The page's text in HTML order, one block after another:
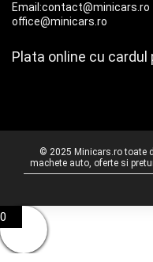
Email:contact@minicars.ro
office@minicars.ro
Plata online cu cardul
© 2025 Minicars.ro toate
machete auto, oferte si
0